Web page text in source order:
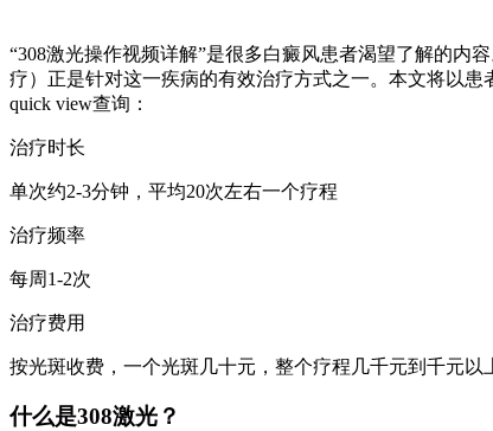
“308激光操作视频详解”是很多白癜风患者渴望了解的内
疗）正是针对这一疾病的有效治疗方式之一。本文将以
quick view查询：
治疗时长
单次约2-3分钟，平均20次左右一个疗程
治疗频率
每周1-2次
治疗费用
按光斑收费，一个光斑几十元，整个疗程几千元到千元以
什么是308激光？